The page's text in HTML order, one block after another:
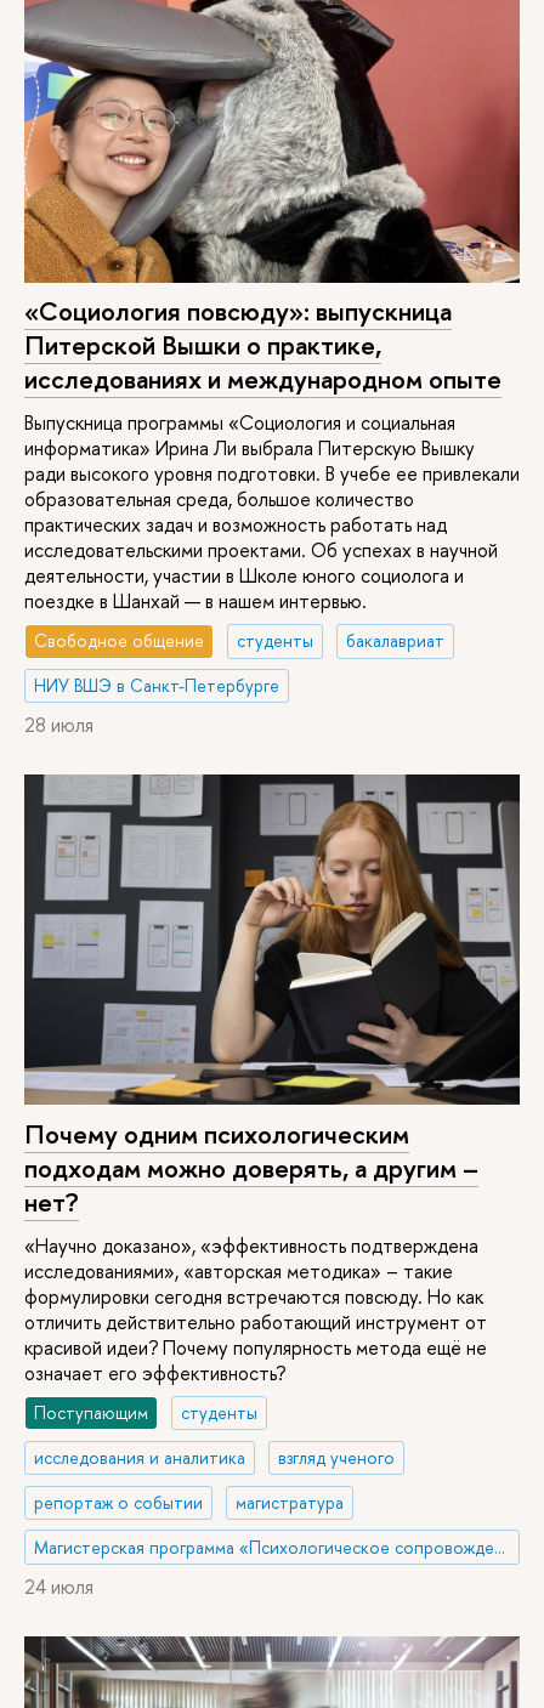
«Социология повсюду»: выпускница
Питерской Вышки о практике,
исследованиях и международном опыте
Выпускница программы «Социология и социальная
информатика» Ирина Ли выбрала Питерскую Вышку
ради высокого уровня подготовки. В учебе ее привлекали
образовательная среда, большое количество
практических задач и возможность работать над
исследовательскими проектами. Об успехах в научной
деятельности, участии в Школе юного социолога и
поездке в Шанхай — в нашем интервью.
Свободное общение студенты
бакалавриат
НИУ ВШЭ в Санкт-Петербурге
28 июля
Почему одним психологическим
подходам можно доверять, а другим –
нет?
«Научно доказано», «эффективность подтверждена
исследованиями», «авторская методика» – такие
формулировки сегодня встречаются повсюду. Но как
отличить действительно работающий инструмент от
красивой идеи? Почему популярность метода ещё не
означает его эффективность?
Поступающим
студенты
исследования и аналитика
взгляд ученого
репортаж о событии
магистратура
Магистерская программа «Психологическое сопровождение в сфере управления здоровьем и благополучием»
24 июля